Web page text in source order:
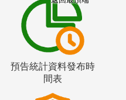
預告統計資料發布時
間表